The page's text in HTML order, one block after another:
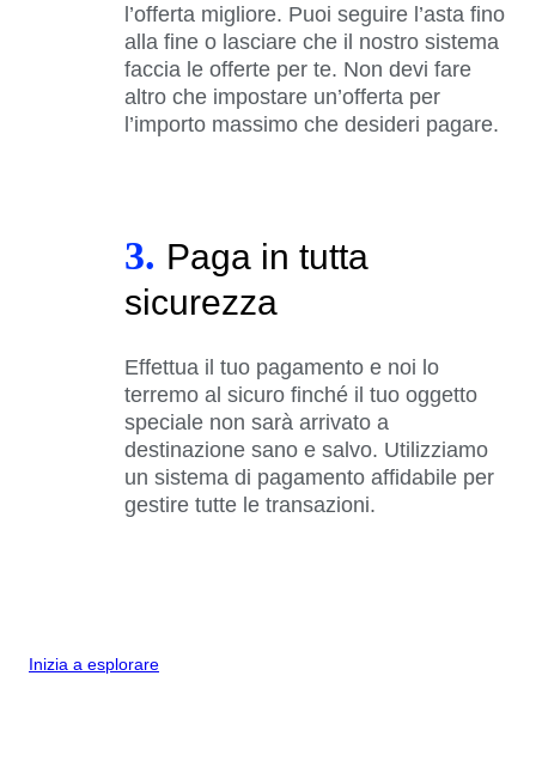
l’offerta migliore. Puoi seguire l’asta fino
alla fine o lasciare che il nostro sistema
faccia le offerte per te. Non devi fare
altro che impostare un’offerta per
l’importo massimo che desideri pagare.
3. Paga in tutta
sicurezza
Effettua il tuo pagamento e noi lo
terremo al sicuro finché il tuo oggetto
speciale non sarà arrivato a
destinazione sano e salvo. Utilizziamo
un sistema di pagamento affidabile per
gestire tutte le transazioni.
Inizia a esplorare